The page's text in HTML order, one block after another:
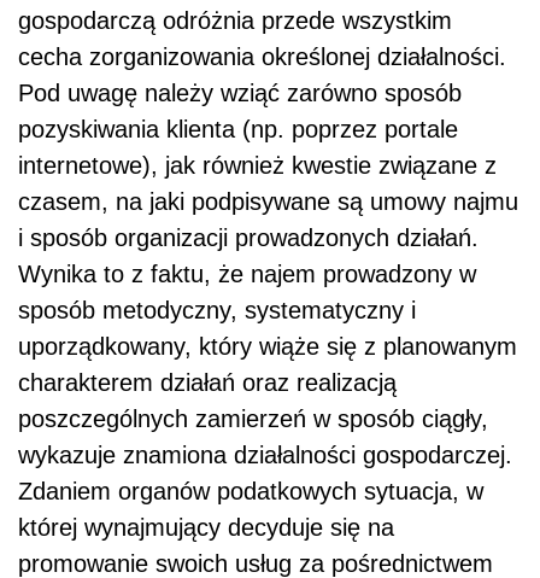
gospodarczą odróżnia przede wszystkim
cecha zorganizowania określonej działalności.
Pod uwagę należy wziąć zarówno sposób
pozyskiwania klienta (np. poprzez portale
internetowe), jak również kwestie związane z
czasem, na jaki podpisywane są umowy najmu
i sposób organizacji prowadzonych działań.
Wynika to z faktu, że najem prowadzony w
sposób metodyczny, systematyczny i
uporządkowany, który wiąże się z planowanym
charakterem działań oraz realizacją
poszczególnych zamierzeń w sposób ciągły,
wykazuje znamiona działalności gospodarczej.
Zdaniem organów podatkowych sytuacja, w
której wynajmujący decyduje się na
promowanie swoich usług za pośrednictwem